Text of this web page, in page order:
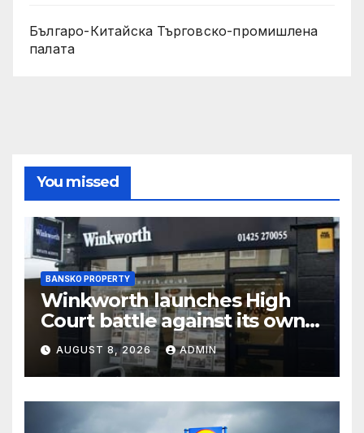
Българо-Китайска Търговско-промишлена
палaта
You missed
BANSKO PROPERTY
Winkworth launches High
Court battle against its own
chair
AUGUST 8, 2026 ADMIN